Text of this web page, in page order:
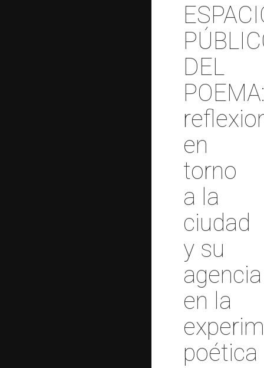
DEL
en
torno
a la
ciudad
y su
agencia
en la
poética